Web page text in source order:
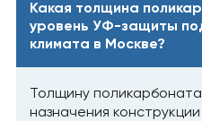
Какая толщина
уровень УФ-защиты
климата в Москве?
Толщину
назначения